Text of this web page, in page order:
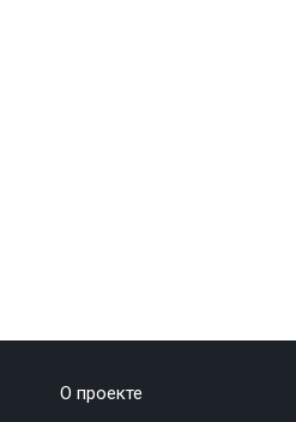
О проекте